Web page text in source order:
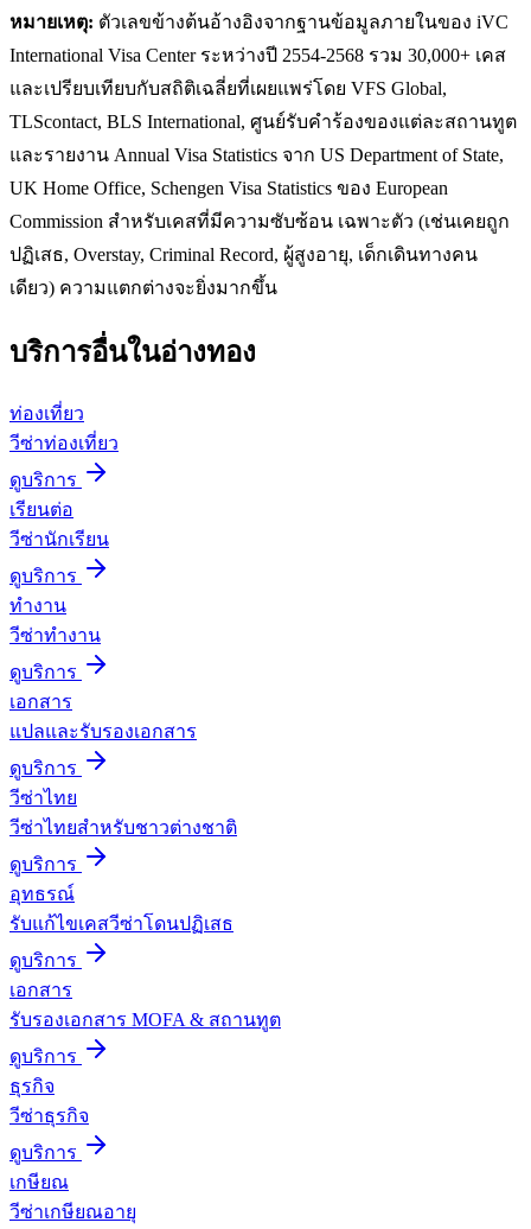
หมายเหตุ: ตัวเลขข้างต้นอ้างอิงจากฐานข้อมูลภายในของ iVC
International Visa Center ระหว่างปี 2554-2568 รวม 30,000+ เคส
และเปรียบเทียบกับสถิติเฉลี่ยที่เผยแพร่โดย VFS Global,
TLScontact, BLS International, ศูนย์รับคำร้องของแต่ละสถานทูต
และรายงาน Annual Visa Statistics จาก US Department of State,
UK Home Office, Schengen Visa Statistics ของ European
Commission สำหรับเคสที่มีความซับซ้อน เฉพาะตัว (เช่นเคยถูก
ปฏิเสธ, Overstay, Criminal Record, ผู้สูงอายุ, เด็กเดินทางคน
เดียว) ความแตกต่างจะยิ่งมากขึ้น
บริการอื่นในอ่างทอง
ท่องเที่ยว
วีซ่าท่องเที่ยว
ดูบริการ
เรียนต่อ
วีซ่านักเรียน
ดูบริการ
ทำงาน
วีซ่าทำงาน
ดูบริการ
เอกสาร
แปลและรับรองเอกสาร
ดูบริการ
วีซ่าไทย
วีซ่าไทยสำหรับชาวต่างชาติ
ดูบริการ
อุทธรณ์
รับแก้ไขเคสวีซ่าโดนปฏิเสธ
ดูบริการ
เอกสาร
รับรองเอกสาร MOFA & สถานทูต
ดูบริการ
ธุรกิจ
วีซ่าธุรกิจ
ดูบริการ
เกษียณ
วีซ่าเกษียณอายุ